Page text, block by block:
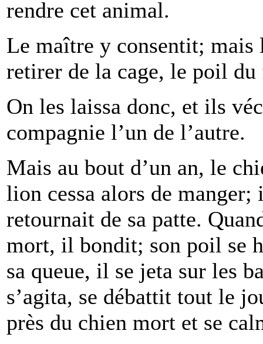
rendre cet animal.
Le maître y consentit; mais
retirer de la cage, le poil du
On les laissa donc, et ils
compagnie l’un de l’autre.
Mais au bout d’un an, le
lion cessa alors de
retournait de sa patte.
mort, il bondit; son poil se
sa queue, il se jeta sur les
s’agita, se débattit tout le
près du chien mort et se